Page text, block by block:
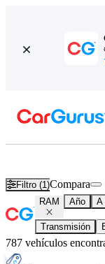
Filtro (1)Compara
RAM Año A
Transmisión
787 vehículos